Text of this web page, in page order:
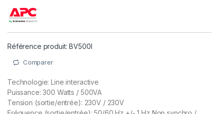
Référence produit: BV500I
Comparer
Technologie: Line interactive
Puissance: 300 Watts / 500VA
Tension (sortie/entrée): 230V / 230V